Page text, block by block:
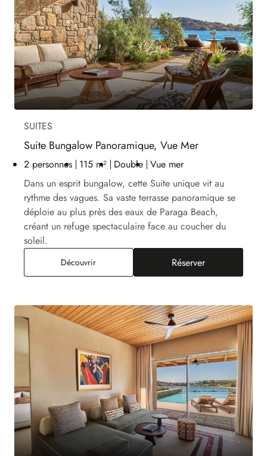
SUITES
Suite Bungalow Panoramique, Vue Mer
2 personnes 115 m² Double Vue mer
Dans un esprit bungalow, cette Suite unique vit au
rythme des vagues. Sa vaste terrasse panoramique se
déploie au plus près des eaux de Paraga Beach,
créant un refuge spectaculaire face au coucher du
soleil.
DécouvrirSuite Bungalow Panoramique, Vue Mer
Réserver